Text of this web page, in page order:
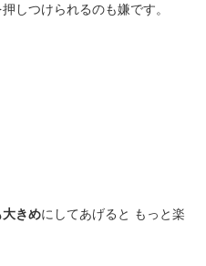
しつけられるのも嫌です。
きめにしてあげると もっと楽